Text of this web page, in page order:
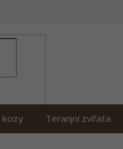
inteligence (AI)
kozy Terarijní zvířata